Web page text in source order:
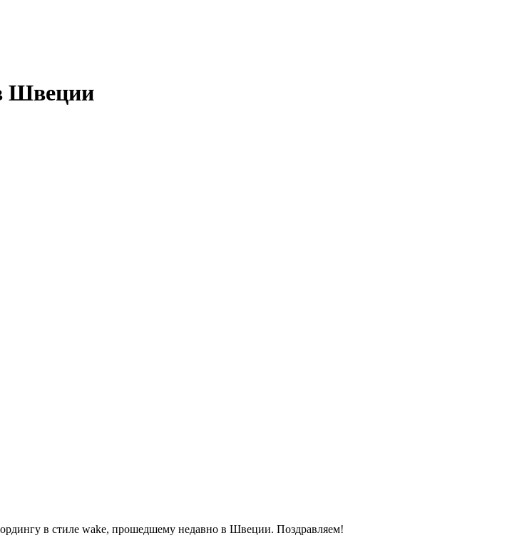
Швеции
в стиле wake, прошедшему недавно в Швеции. Поздравляем!